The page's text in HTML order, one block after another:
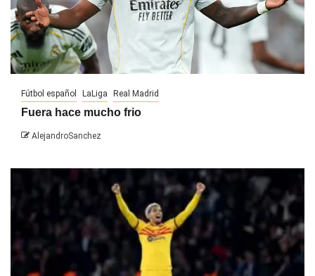
Fútbol español LaLiga Real Madrid
Fuera hace mucho frio
AlejandroSanchez